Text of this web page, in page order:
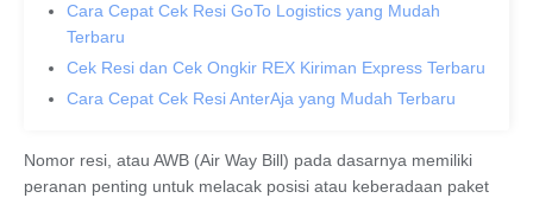
Cara Cepat Cek Resi GoTo Logistics yang Mudah
Terbaru
Cek Resi dan Cek Ongkir REX Kiriman Express Terbaru
Cara Cepat Cek Resi AnterAja yang Mudah Terbaru
Nomor resi, atau AWB (Air Way Bill) pada dasarnya memiliki
peranan penting untuk melacak posisi atau keberadaan paket